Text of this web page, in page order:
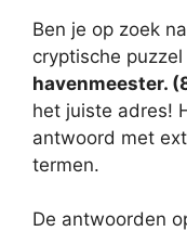
Ben je op zoek
cryptische puzzel
havenmeester.
het juiste adres!
antwoord met
termen.
De antwoorden